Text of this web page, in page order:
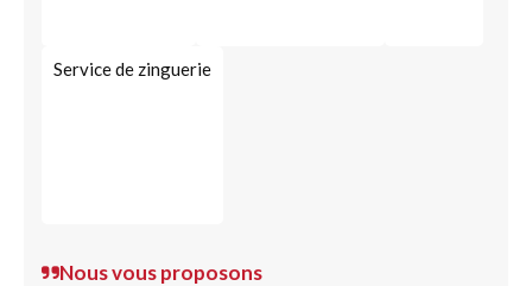
Service de zinguerie
Nous vous proposons